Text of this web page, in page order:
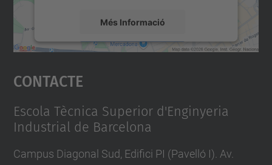
Més Informació
Accepta
powered by
Contacte
Escola Tècnica Superior d'Enginyeria
Industrial de Barcelona
Campus Diagonal Sud, Edifici PI (Pavelló I). Av.